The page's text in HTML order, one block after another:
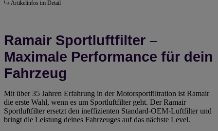
Artikelinfos im Detail
Ramair Sportluftfilter –
Maximale Performance für dein
Fahrzeug
Mit über 35 Jahren Erfahrung in der Motorsportfiltration ist Ramair
die erste Wahl, wenn es um Sportluftfilter geht. Der Ramair
Sportluftfilter ersetzt den ineffizienten Standard-OEM-Luftfilter und
bringt die Leistung deines Fahrzeuges auf das nächste Level.